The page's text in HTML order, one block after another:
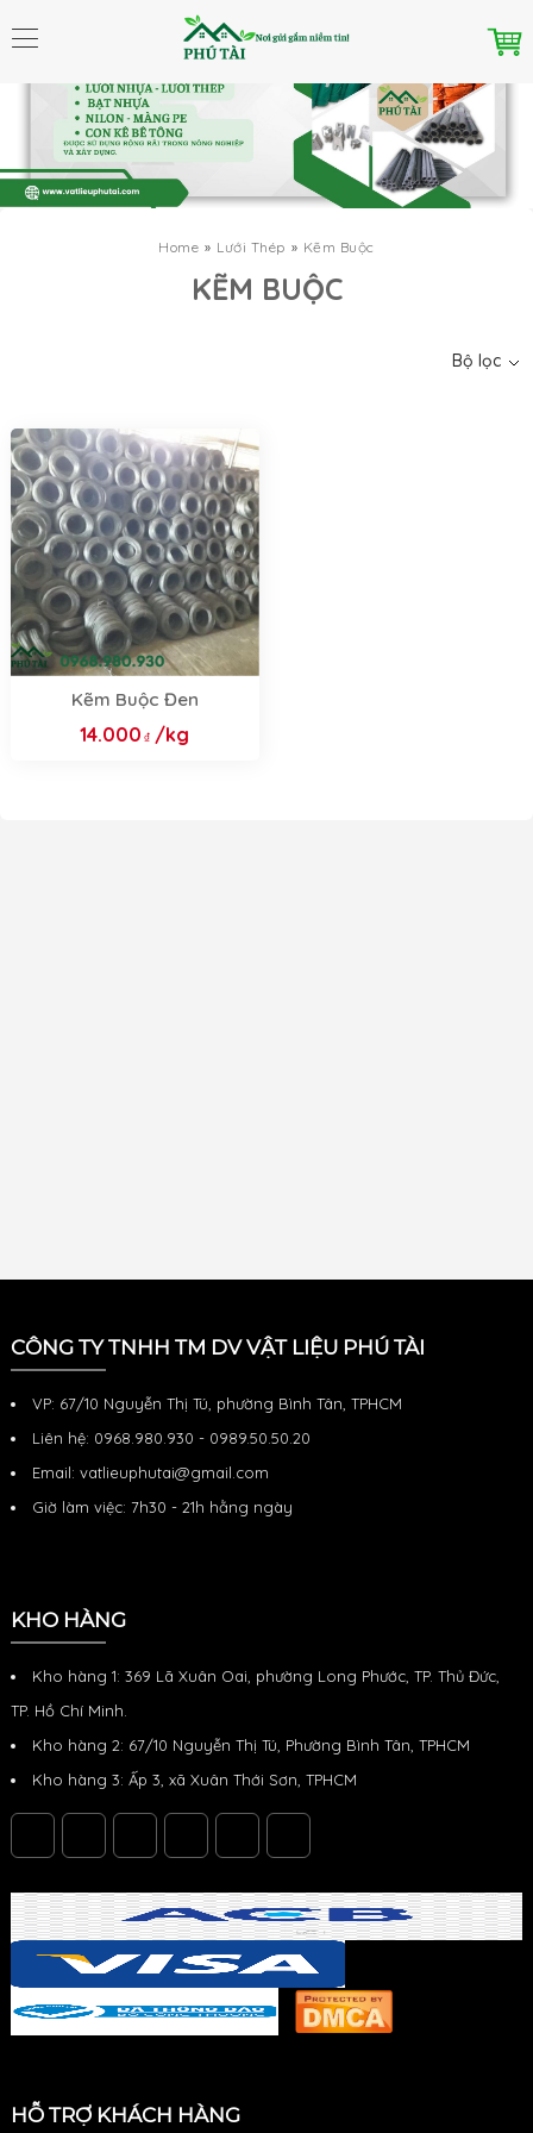
Home Lưới Thép Kẽm Buộc
KẼM BUỘC
Bộ lọc
Kẽm Buộc Đen
14.000 /kg
CÔNG TY TNHH TM DV VẬT LIỆU PHÚ TÀI
VP: 67/10 Nguyễn Thị Tú, phường Bình Tân, TPHCM
Liên hệ: 0968.980.930 - 0989.50.50.20
Email: vatlieuphutai@gmail.com
Giờ làm việc: 7h30 - 21h hằng ngày
KHO HÀNG
Kho hàng 1: 369 Lã Xuân Oai, phường Long Phước, TP. Thủ Đức,
TP. Hồ Chí Minh.
Kho hàng 2: 67/10 Nguyễn Thị Tú, Phường Bình Tân, TPHCM
Kho hàng 3: Ấp 3, xã Xuân Thới Sơn, TPHCM
HỖ TRỢ KHÁCH HÀNG